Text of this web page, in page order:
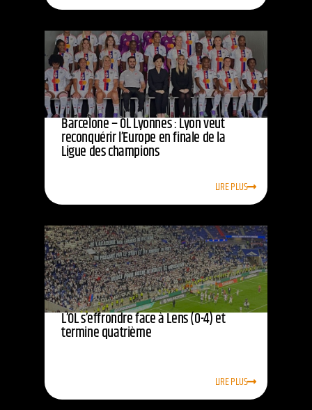
Barcelone – OL Lyonnes : Lyon veut
reconquérir l’Europe en finale de la
Ligue des champions
LIRE PLUS
L’OL s’effrondre face à Lens (0-4) et
termine quatrième
LIRE PLUS